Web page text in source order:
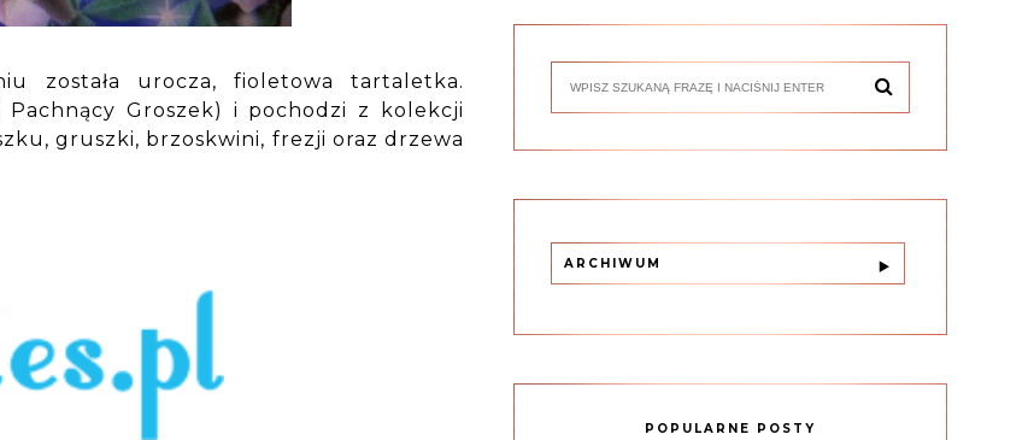
została urocza, fioletowa tartaletka.
Groszek) i pochodzi z kolekcji
gruszki, brzoskwini, frezji oraz drzewa
ARCHIWUM
POPULARNE POSTY